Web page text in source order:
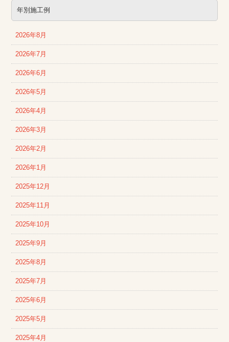
年別施工例
2026年8月
2026年7月
2026年6月
2026年5月
2026年4月
2026年3月
2026年2月
2026年1月
2025年12月
2025年11月
2025年10月
2025年9月
2025年8月
2025年7月
2025年6月
2025年5月
2025年4月